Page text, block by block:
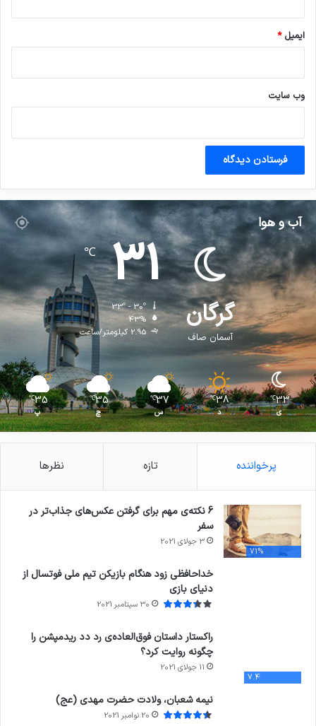
ایمیل*
وب‌ سایت
آب و هوا
گرگان
آسمان صاف
31
℃
33º - 30º
43%
2.95 کیلومتر/ساعت
33
℃
ی
38
℃
د
37
℃
س
35
℃
چ
35
℃
پ
پرخواننده تازه نظرها
71%
6 نکته‌ی مهم برای گرفتن عکس‌های جذاب‌تر در
سفر
3 جولای 2021
خداحافظی زود هنگام بازیکن تیم ملی فوتسال از
دنیای بازی
30 سپتامبر 2021
7.4
راکستار داستان فوق‌العاده‌ی رد دد ریدمپشن را
چگونه روایت کرد؟
11 جولای 2021
نیمه شعبان، ولادت حضرت مهدی (عج)
20 نوامبر 2021